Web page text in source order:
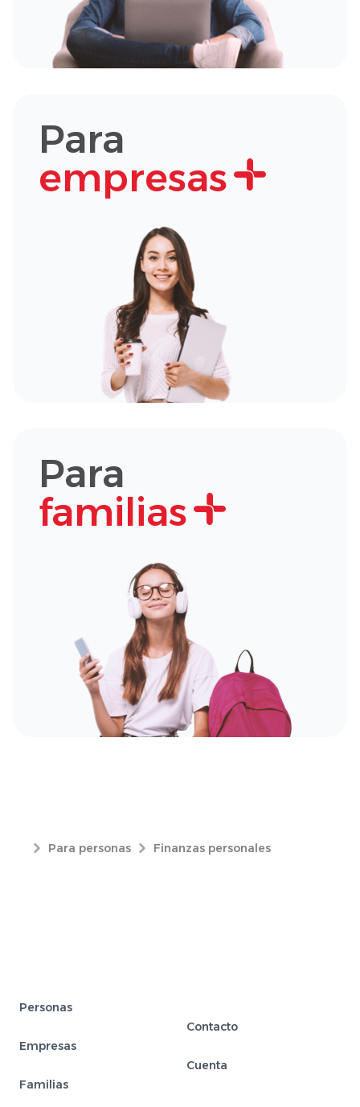
Para
empresas
Para
familias
Para personas Finanzas personales
Personas
Empresas
Familias
Contacto
Cuenta